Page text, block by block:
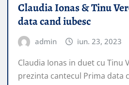
Claudia Ionas & Tinu
data cand iubesc
admin iun. 23, 2023
Claudia Ionas in duet cu Tinu
prezinta cantecul Prima data